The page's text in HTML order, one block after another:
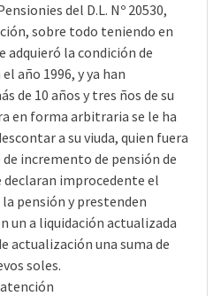
del D.L. Nº 20530,
sobre todo teniendo en
adquieró la condición de
año 1996, y ya han
de 10 años y tres ños de su
en forma arbitraria se le ha
a su viuda, quien fuera
incremento de pensión de
declaran improcedente el
pensión y prestenden
un a liquidación actualizada
actualización una suma de
soles.